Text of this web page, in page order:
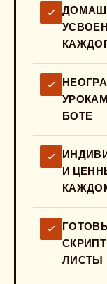
БОТЕ
И
ЛИСТЫ